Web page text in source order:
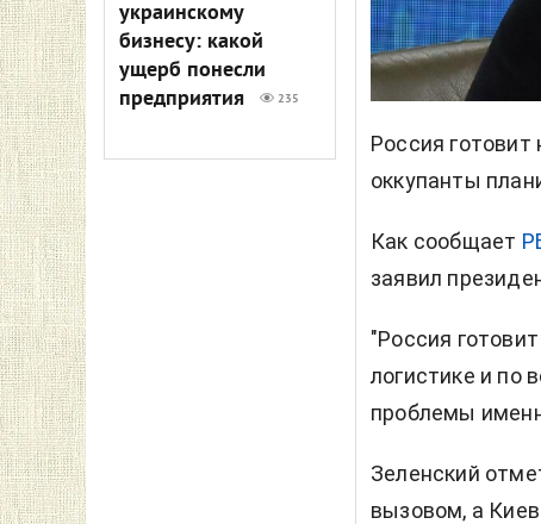
украинскому
бизнесу: какой
ущерб понесли
предприятия
235
Россия готовит
оккупанты
Как сообщает
заявил
"Россия
логистике и по
проблемы
Зеленский
вызовом, а